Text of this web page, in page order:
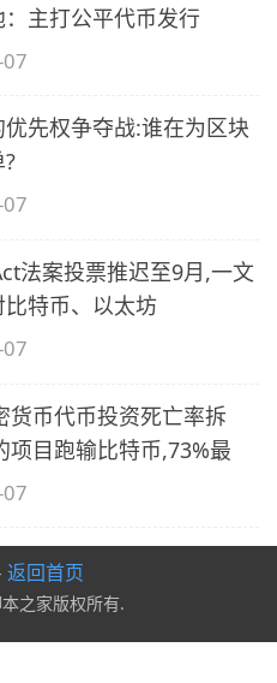
主打公平代币发行
优先权争夺战:谁在为区块
法案投票推迟至9月,一文
特币、以太坊
货币代币投资死亡率拆
项目跑输比特币,73%最
返回首页
之家版权所有.